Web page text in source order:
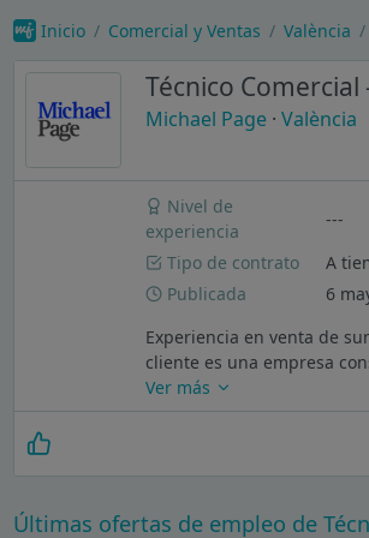
Inicio Comercial y Ventas València
Técnico
Michael Page · València
Nivel de
experiencia
---
Tipo de contrato
A
Publicada
6
Experiencia en venta de
cliente es una empresa
Ver más
Últimas ofertas de empleo de